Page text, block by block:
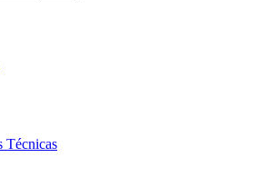
Técnicas